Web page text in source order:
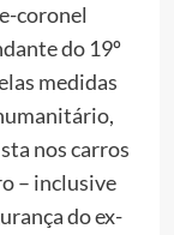
coronel
do 19º
medidas
nos carros
– inclusive
do ex-